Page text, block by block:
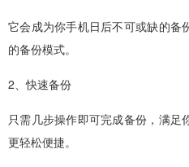
它会成为你手机日后不可或缺的备
的备份模式。
2、快速备份
只需几步操作即可完成备份，满足
更轻松便捷。